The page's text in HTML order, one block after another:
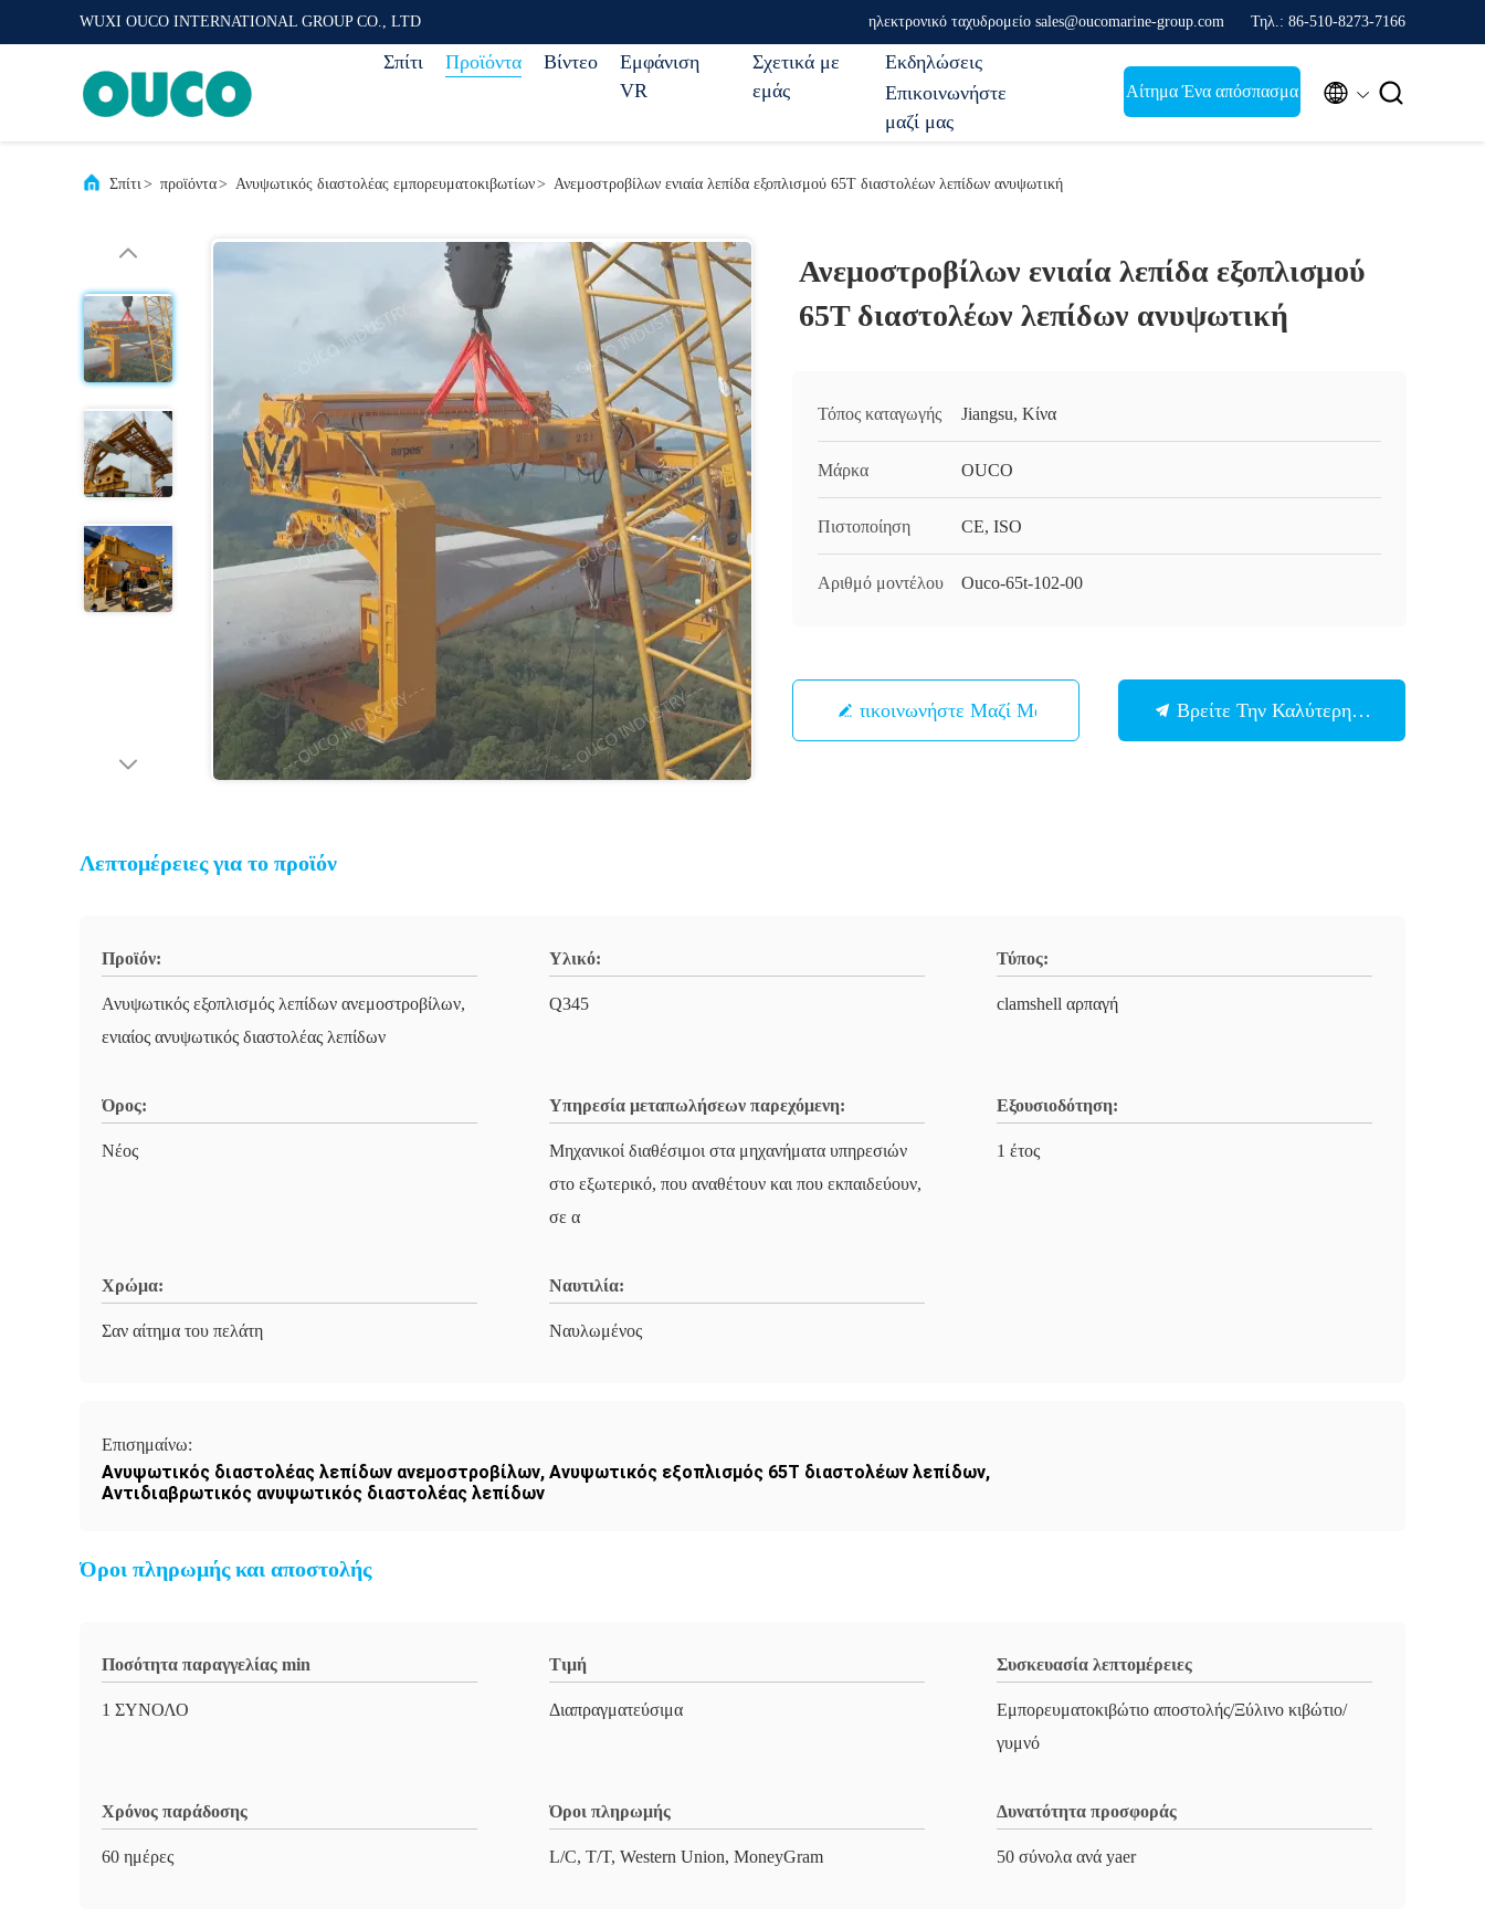
WUXI OUCO INTERNATIONAL GROUP CO., LTD ηλεκτρονικό ταχυδρομείο sales@oucomarine-group.com Τηλ.: 86-510-8273-7166
Σπίτι Προϊόντα Βίντεο
Εμφάνιση
VR
Σχετικά με
εμάς
Εκδηλώσεις
Επικοινωνήστε
μαζί μας
Αίτημα Ένα απόσπασμα  
Σπίτι> προϊόντα> Ανυψωτικός διαστολέας εμπορευματοκιβωτίων> Ανεμοστροβίλων ενιαία λεπίδα εξοπλισμού 65T διαστολέων λεπίδων ανυψωτική
Ανεμοστροβίλων ενιαία λεπίδα εξοπλισμού
65T διαστολέων λεπίδων ανυψωτική
Τόπος καταγωγής Jiangsu, Κίνα
Μάρκα OUCO
Πιστοποίηση CE, ISO
Αριθμό μοντέλου Ouco-65t-102-00
Επικοινωνήστε Μαζί Μας Βρείτε Την Καλύτερη Τιμή
Λεπτομέρειες για το προϊόν
Προϊόν:
Ανυψωτικός εξοπλισμός λεπίδων ανεμοστροβίλων,
ενιαίος ανυψωτικός διαστολέας λεπίδων
Υλικό:
Q345
Τύπος:
clamshell αρπαγή
Όρος:
Νέος
Υπηρεσία μεταπωλήσεων παρεχόμενη:
Μηχανικοί διαθέσιμοι στα μηχανήματα υπηρεσιών
στο εξωτερικό, που αναθέτουν και που εκπαιδεύουν,
σε α
Εξουσιοδότηση:
1 έτος
Χρώμα:
Σαν αίτημα του πελάτη
Ναυτιλία:
Ναυλωμένος
Επισημαίνω:
Ανυψωτικός διαστολέας λεπίδων ανεμοστροβίλων, Ανυψωτικός εξοπλισμός 65T διαστολέων λεπίδων,
Αντιδιαβρωτικός ανυψωτικός διαστολέας λεπίδων
Όροι πληρωμής και αποστολής
Ποσότητα παραγγελίας min
1 ΣΥΝΟΛΟ
Τιμή
Διαπραγματεύσιμα
Συσκευασία λεπτομέρειες
Εμπορευματοκιβώτιο αποστολής/Ξύλινο κιβώτιο/
γυμνό
Χρόνος παράδοσης
60 ημέρες
Όροι πληρωμής
L/C, T/T, Western Union, MoneyGram
Δυνατότητα προσφοράς
50 σύνολα ανά yaer